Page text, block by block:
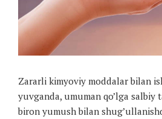
Zararli kimyoviy moddalar bilan
yuvganda, umuman qo’lga salbiy
biron yumush bilan